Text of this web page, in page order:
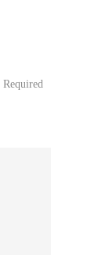
Required